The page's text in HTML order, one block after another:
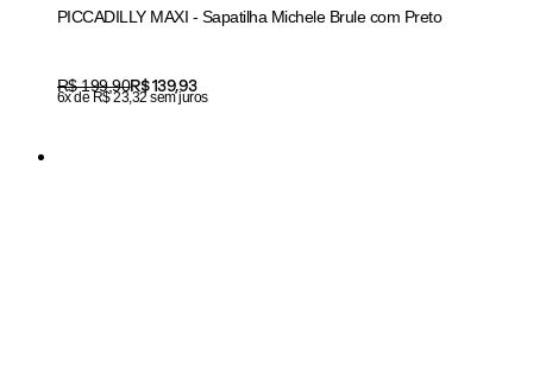
PICCADILLY MAXI - Sapatilha Michele Brule com Preto
Original price:
R$ 199,90Price:
R$ 139,93
6x de R$ 23,32 sem juros